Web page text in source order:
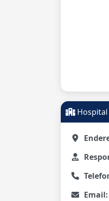
Hospital
Email: